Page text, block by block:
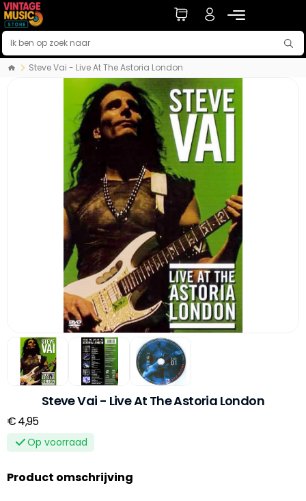
Steve Vai - Live At The Astoria London
Steve Vai - Live At The Astoria London
€ 4,95
Op voorraad
Product omschrijving